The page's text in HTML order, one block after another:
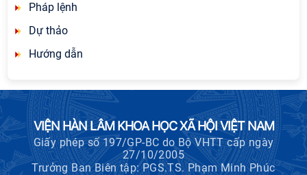
Pháp lệnh
Dự thảo
Hướng dẫn
VIỆN HÀN LÂM KHOA HỌC XÃ HỘI VIỆT NAM
Giấy phép số 197/GP-BC do Bộ VHTT cấp ngày
27/10/2005
Trưởng Ban Biên tập: PGS.TS. Phạm Minh Phúc